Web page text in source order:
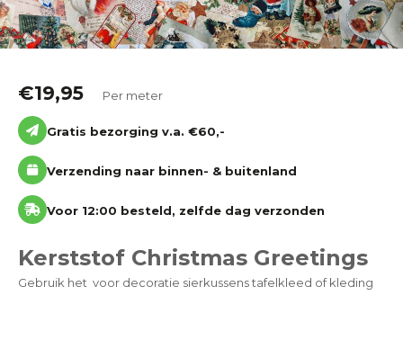
Grootverbruik
€19,95 Per meter
Gratis bezorging v.a. €60,-
Verzending naar binnen- & buitenland
Voor 12:00 besteld, zelfde dag verzonden
Kerststof Christmas Greetings
Gebruik het voor decoratie sierkussens tafelkleed of kleding